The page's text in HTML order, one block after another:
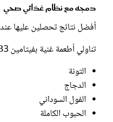
دمجه مع نظام غذائي صحي
أفضل نتائج تحصلين عليها
تناولي أطعمة غنية بفيتامين B3 مثل:
التونة
الدجاج
الفول السوداني
الحبوب الكاملة